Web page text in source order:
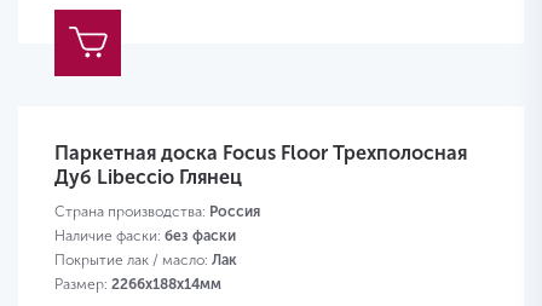
Паркетная доска Focus Floor Трехполосная
Дуб Libeccio Глянец
Страна производства: Россия
Наличие фаски: без фаски
Покрытие лак / масло: Лак
Размер: 2266х188х14мм